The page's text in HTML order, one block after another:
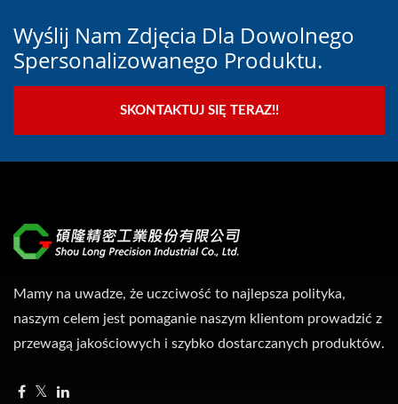
Wyślij Nam Zdjęcia Dla Dowolnego
Spersonalizowanego Produktu.
SKONTAKTUJ SIĘ TERAZ!!
Mamy na uwadze, że uczciwość to najlepsza polityka,
naszym celem jest pomaganie naszym klientom prowadzić z
przewagą jakościowych i szybko dostarczanych produktów.